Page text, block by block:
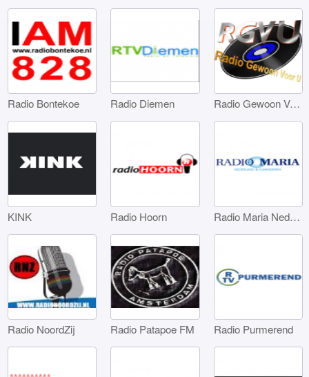
Radio Bontekoe Radio Diemen Radio Gewoon Voor U
KINK Radio Hoorn Radio Maria Nederland
Radio NoordZij Radio Patapoe FM Radio Purmerend